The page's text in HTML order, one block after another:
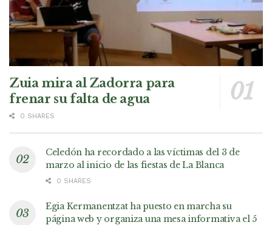
Zuia mira al Zadorra para
frenar su falta de agua
0 SHARES
Celedón ha recordado a las víctimas del 3 de
marzo al inicio de las fiestas de La Blanca
0 SHARES
Egia Kermanentzat ha puesto en marcha su
página web y organiza una mesa informativa el 5